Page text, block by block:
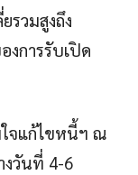
รวมสูงถึง
การรับเปิด
ใจแก้ไขหนี้ฯ ณ
งวันที่ 4-6